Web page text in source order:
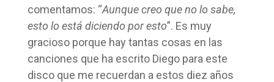
comentamos: “Aunque creo que no lo sabe,
esto lo está diciendo por esto”. Es muy
gracioso porque hay tantas cosas en las
canciones que ha escrito Diego para este
disco que me recuerdan a estos diez años